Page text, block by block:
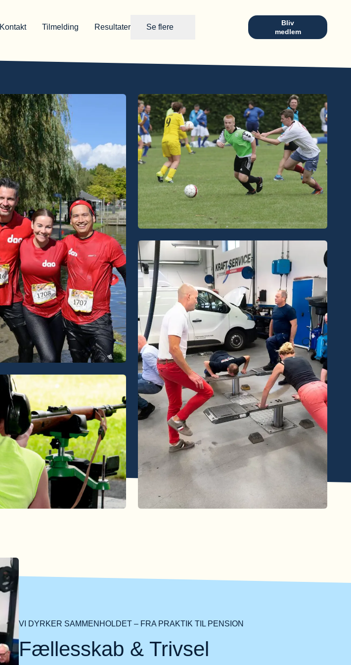
Kontakt Tilmelding Resultater Se flere
Bliv
medlem
VI DYRKER SAMMENHOLDET – FRA PRAKTIK TIL PENSION
Fællesskab & Trivsel